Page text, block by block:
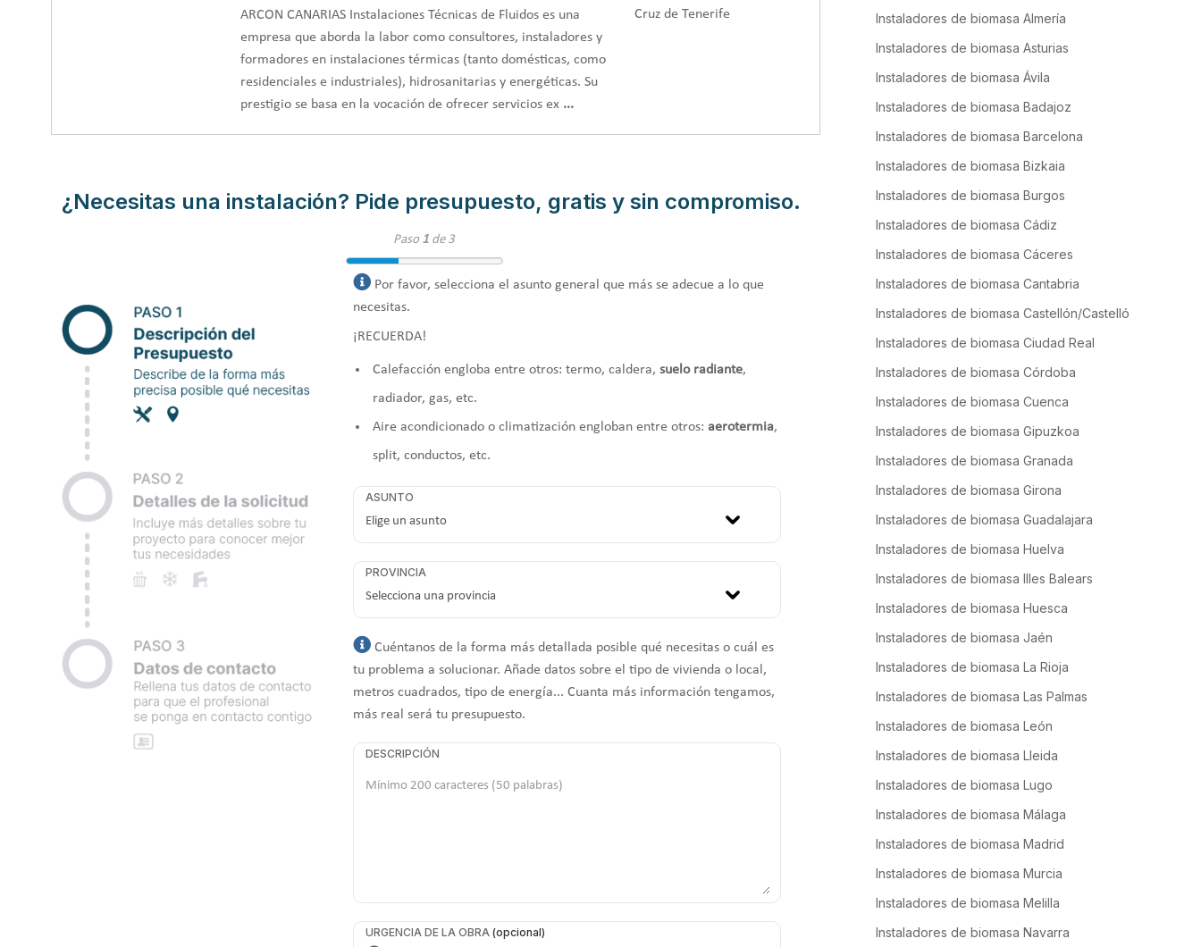
ARCON CANARIAS Instalaciones Técnicas de Fluidos es una
empresa que aborda la labor como consultores, instaladores y
formadores en instalaciones térmicas (tanto domésticas, como
residenciales e industriales), hidrosanitarias y energéticas. Su
prestigio se basa en la vocación de ofrecer servicios ex ...
Cruz de Tenerife
¿Necesitas una instalación? Pide presupuesto, gratis y sin compromiso.
Paso 1 de 3
Por favor, selecciona el asunto general que más se adecue a lo que
necesitas.
¡RECUERDA!
Calefacción engloba entre otros: termo, caldera,suelo radiante,
radiador, gas, etc.
Aire acondicionado o climatización engloban entre otros:aerotermia,
split, conductos, etc.
ASUNTO
PROVINCIA
Cuéntanos de la forma más detallada posible qué necesitas o cuál es
tu problema a solucionar. Añade datos sobre el tipo de vivienda o local,
metros cuadrados, tipo de energía... Cuanta más información tengamos,
más real será tu presupuesto.
DESCRIPCIÓN
URGENCIA DE LA OBRA
Instaladores de biomasa Almería
Instaladores de biomasa Asturias
Instaladores de biomasa Ávila
Instaladores de biomasa Badajoz
Instaladores de biomasa Barcelona
Instaladores de biomasa Bizkaia
Instaladores de biomasa Burgos
Instaladores de biomasa Cádiz
Instaladores de biomasa Cáceres
Instaladores de biomasa Cantabria
Instaladores de biomasa Castellón/Castelló
Instaladores de biomasa Ciudad Real
Instaladores de biomasa Córdoba
Instaladores de biomasa Cuenca
Instaladores de biomasa Gipuzkoa
Instaladores de biomasa Granada
Instaladores de biomasa Girona
Instaladores de biomasa Guadalajara
Instaladores de biomasa Huelva
Instaladores de biomasa Illes Balears
Instaladores de biomasa Huesca
Instaladores de biomasa Jaén
Instaladores de biomasa La Rioja
Instaladores de biomasa Las Palmas
Instaladores de biomasa León
Instaladores de biomasa Lleida
Instaladores de biomasa Lugo
Instaladores de biomasa Málaga
Instaladores de biomasa Madrid
Instaladores de biomasa Murcia
Instaladores de biomasa Melilla
Instaladores de biomasa Navarra